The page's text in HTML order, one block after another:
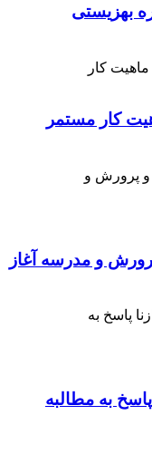
بهزیستی
کار مستمر
و مدرسه آغاز
به مطالبه